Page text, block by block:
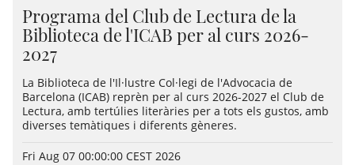
Programa del Club de Lectura de la
Biblioteca de l'ICAB per al curs 2026-
2027
La Biblioteca de l'Il·lustre Col·legi de l'Advocacia de
Barcelona (ICAB) reprèn per al curs 2026-2027 el Club de
Lectura, amb tertúlies literàries per a tots els gustos, amb
diverses temàtiques i diferents gèneres.
Fri Aug 07 00:00:00 CEST 2026